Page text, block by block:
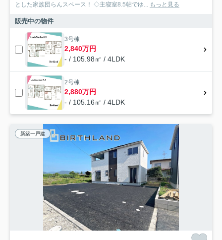
とした家族団らんスペース！ ◇主寝室8.5帖でゆ... もっと見る
販売中の物件
3号棟
2,840万円
- / 105.98㎡ / 4LDK
2号棟
2,880万円
- / 105.16㎡ / 4LDK
新築一戸建